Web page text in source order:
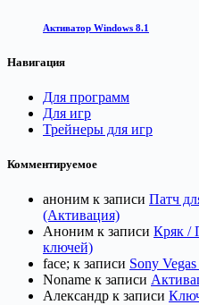
Активатор Windows 8.1
Навигация
Для программ
Для игр
Трейнеры для игр
Комментируемое
аноним к записи Патч
(Активация)
Аноним к записи Кряк /
ключей)
face; к записи Sony
Noname к записи
Александр к записи